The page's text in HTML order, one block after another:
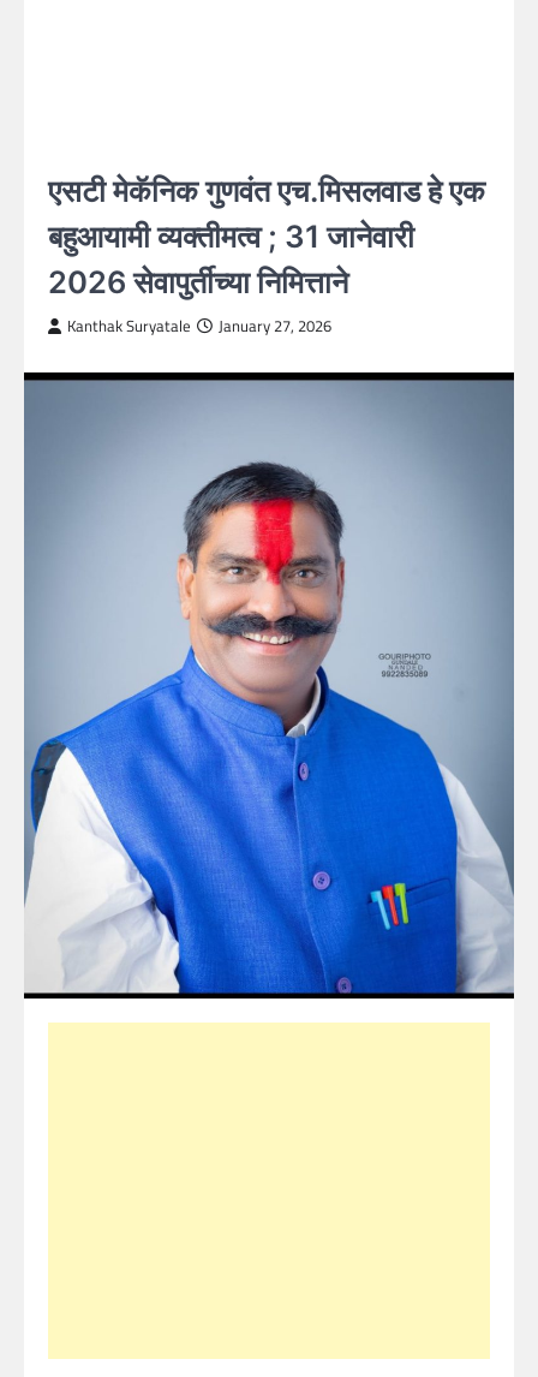
एसटी मेकॅनिक गुणवंत एच.मिसलवाड हे एक
बहुआयामी व्यक्तीमत्व ; 31 जानेवारी
2026 सेवापुर्तीच्या निमित्ताने
Kanthak Suryatale January 27, 2026